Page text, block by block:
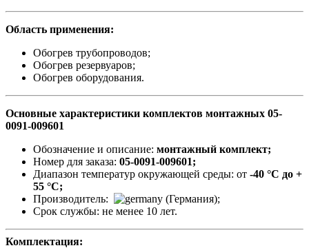
Область применения:
Обогрев трубопроводов;
Обогрев резервуаров;
Обогрев оборудования.
Основные характеристики комплектов монтажных 05-
0091-009601
Обозначение и описание: монтажный комплект;
Номер для заказа: 05-0091-009601;
Диапазон температур окружающей среды: от -40 °C до +
55 °C;
Производитель:
(Германия);
Срок службы: не менее 10 лет.
Комплектация: